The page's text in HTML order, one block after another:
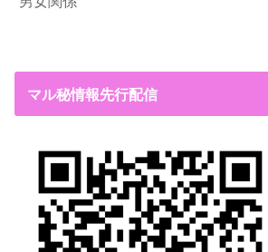
マル秘情報先行配信